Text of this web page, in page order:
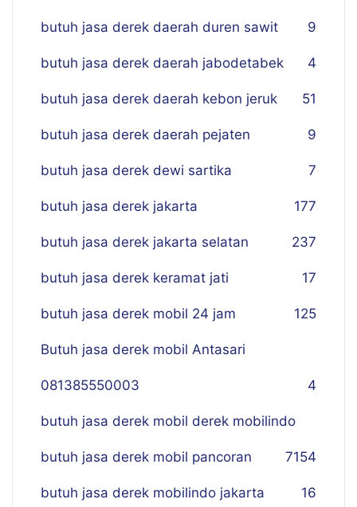
butuh jasa derek daerah duren sawit 9
butuh jasa derek daerah jabodetabek 4
butuh jasa derek daerah kebon jeruk 51
butuh jasa derek daerah pejaten 9
butuh jasa derek dewi sartika 7
butuh jasa derek jakarta 177
butuh jasa derek jakarta selatan 237
butuh jasa derek keramat jati 17
butuh jasa derek mobil 24 jam 125
Butuh jasa derek mobil Antasari
081385550003 4
butuh jasa derek mobil derek mobilindo
154
butuh jasa derek mobil pancoran 7
butuh jasa derek mobilindo jakarta 16